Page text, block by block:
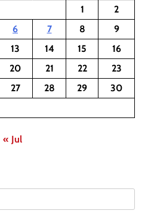
1
2
6 7 8
9
13 14 15
16
20 21 22
23
27 28 29
30
« Jul